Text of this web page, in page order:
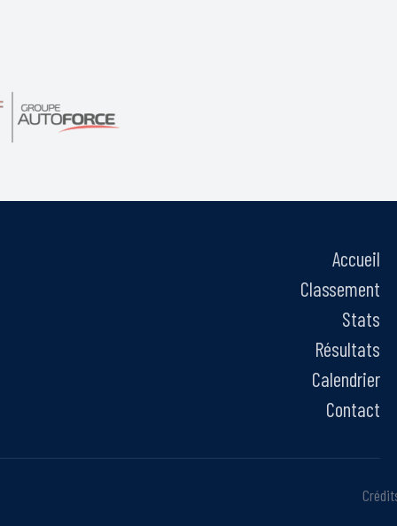
Accueil
Classement
Stats
Résultats
Calendrier
Contact